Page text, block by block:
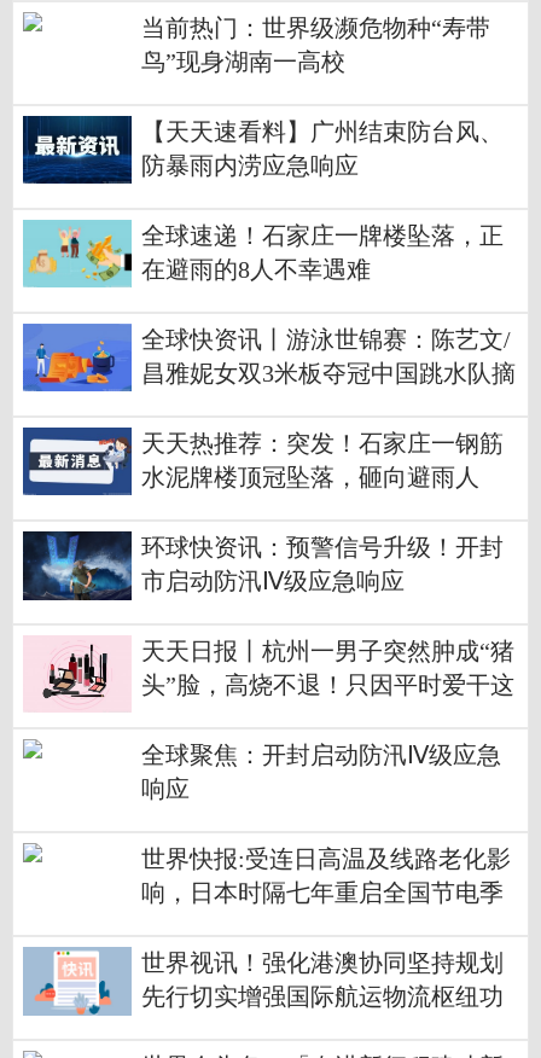
当前热门：世界级濒危物种“寿带
鸟”现身湖南一高校
【天天速看料】广州结束防台风、
防暴雨内涝应急响应
全球速递！石家庄一牌楼坠落，正
在避雨的8人不幸遇难
全球快资讯丨游泳世锦赛：陈艺文/
昌雅妮女双3米板夺冠中国跳水队摘
天天热推荐：突发！石家庄一钢筋
水泥牌楼顶冠坠落，砸向避雨人
环球快资讯：预警信号升级！开封
市启动防汛Ⅳ级应急响应
天天日报丨杭州一男子突然肿成“猪
头”脸，高烧不退！只因平时爱干这
全球聚焦：开封启动防汛Ⅳ级应急
响应
世界快报:受连日高温及线路老化影
响，日本时隔七年重启全国节电季
世界视讯！强化港澳协同坚持规划
先行切实增强国际航运物流枢纽功